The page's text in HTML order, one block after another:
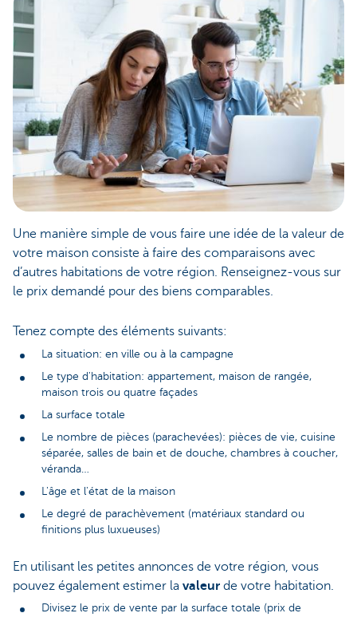
Une manière simple de vous faire une idée de la valeur de
votre maison consiste à faire des comparaisons avec
d’autres habitations de votre région. Renseignez-vous sur
le prix demandé pour des biens comparables.
Tenez compte des éléments suivants:
La situation: en ville ou à la campagne
Le type d'habitation: appartement, maison de rangée,
maison trois ou quatre façades
La surface totale
Le nombre de pièces (parachevées): pièces de vie, cuisine
séparée, salles de bain et de douche, chambres à coucher,
véranda…
L'âge et l'état de la maison
Le degré de parachèvement (matériaux standard ou
finitions plus luxueuses)
En utilisant les petites annonces de votre région, vous
pouvez également estimer la valeur de votre habitation.
Divisez le prix de vente par la surface totale (prix de